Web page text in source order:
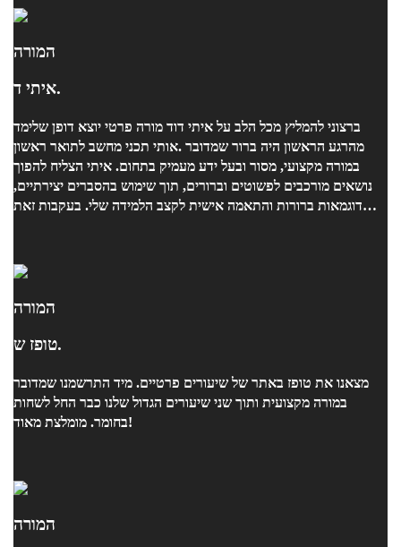
המורה
איתי ד.
אותי תכני מחשב לתואר ראשון. ‎מהרגע הראשון היה ברור שמדובר
במורה מקצועי, מסור ובעל ידע מעמיק בתחום. איתי הצליח להפוך
נושאים מורכבים לפשוטים וברורים, תוך שימוש בהסברים יצירתיים,
דוגמאות ברורות והתאמה אישית לקצב הלמידה שלי. בעקבות זאת
המורה
טופז ש.
מצאנו את טופז באתר של שיעורים פרטיים. מיד התרשמנו שמדובר
במורה מקצועית ותוך שני שיעורים הגדול שלנו כבר החל לשחות
בחומר. מומלצת מאוד!
המורה